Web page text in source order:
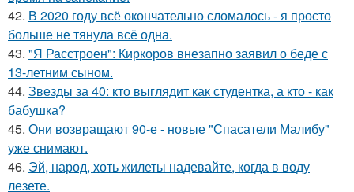
42. В 2020 году всё окончательно сломалось - я просто
больше не тянула всё одна.
43. "Я Расстроен": Киркоров внезапно заявил о беде с
13-летним сыном.
44. Звезды за 40: кто выглядит как студентка, а кто - как
бабушка?
45. Они возвращают 90-е - новые "Спасатели Малибу"
уже снимают.
46. Эй, народ, хоть жилеты надевайте, когда в воду
лезете.